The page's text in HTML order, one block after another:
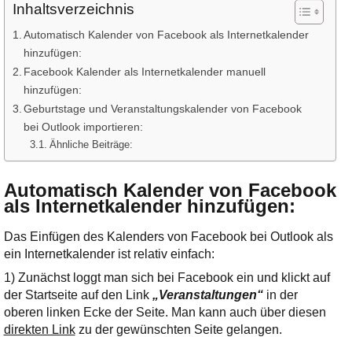
Inhaltsverzeichnis
Automatisch Kalender von Facebook als Internetkalender
hinzufügen:
Facebook Kalender als Internetkalender manuell
hinzufügen:
Geburtstage und Veranstaltungskalender von Facebook
bei Outlook importieren:
Ähnliche Beiträge:
Automatisch Kalender von Facebook
als Internetkalender hinzufügen:
Das Einfügen des Kalenders von Facebook bei Outlook als
ein Internetkalender ist relativ einfach:
1) Zunächst loggt man sich bei Facebook ein und klickt auf
der Startseite auf den Link „Veranstaltungen“in der
oberen linken Ecke der Seite. Man kann auch über diesen
direkten Linkzu der gewünschten Seite gelangen.